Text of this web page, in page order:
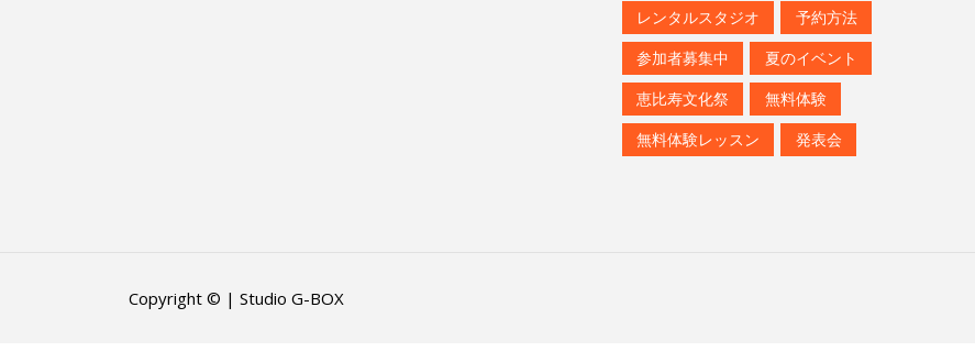
レンタルスタジオ
予約方法
参加者募集中
夏のイベント
恵比寿文化祭
無料体験
無料体験レッスン
発表会
Copyright © | Studio G-BOX